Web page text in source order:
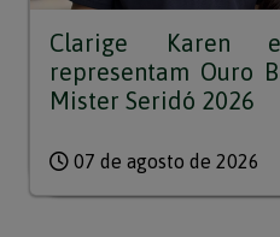
Clarige Karen
representam Ouro
Mister Seridó 2026
07 de agosto de 2026